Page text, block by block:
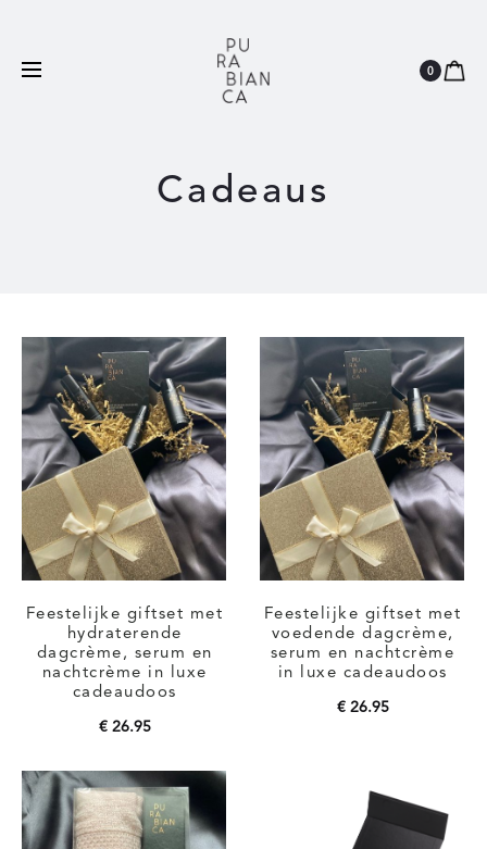
Vegan
Dierproefvrij 0
Cadeaus
Feestelijke giftset met
hydraterende
dagcrème, serum en
nachtcrème in luxe
cadeaudoos
€26.95
winkelwagen
Feestelijke giftset met
voedende dagcrème,
serum en nachtcrème
in luxe cadeaudoos
€26.95